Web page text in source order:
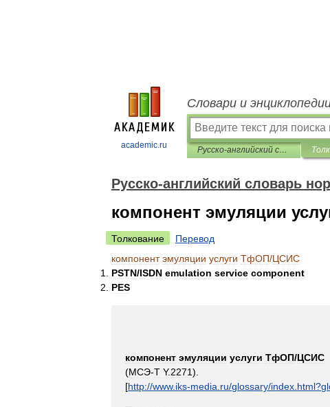
academic.ru
Словари и
Русско-английский словарь нормативно-технической терминологии
Русско-английский словарь
компонент эмуляции
Толкование
Перевод
компонент эмуляции услуги ТфОП/ЦСИС
PSTN/ISDN emulation service component
PES
компонент эмуляции услуги ТфОП/ЦСИС
(МСЭ-Т Y.2271).
[http://www. iks-media ru/glossary/index html?